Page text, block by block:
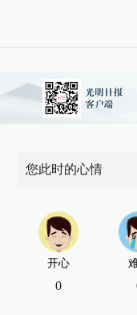
您此时的心情
开心
0